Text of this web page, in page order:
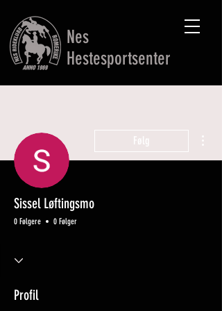
Nes
Hestesportsenter
Følg
Sissel Løftingsmo
0 Følgere 0 Følger
Profil